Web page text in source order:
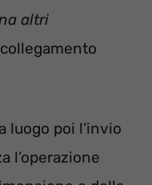
altri
luogo poi l’invio
l’operazione